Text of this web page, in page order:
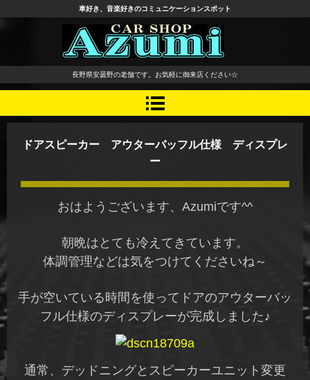
長野県 安曇野市 タイヤ ホ
イール デッドニング カーオ
ーディオ レカロシート
車好き、音楽好きのコミュニケーションスポット
長野県安曇野の老舗です。お気軽に御来店ください☆
ドアスピーカー アウターバッフル仕様 ディスプレ
ー
おはようございます、Azumiです^^
朝晩はとても冷えてきています。
体調管理などは気をつけてくださいね～
手が空いている時間を使ってドアのアウターバッ
フル仕様のディスプレーが完成しました♪
通常、デッドニングとスピーカーユニット変更